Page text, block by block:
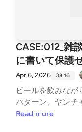
CASE:012_雑
に書いて保護
Apr 6, 2026 38:16
ビールを飲みなが
パターン、ヤンチ
かしの記憶、笑点
Read more